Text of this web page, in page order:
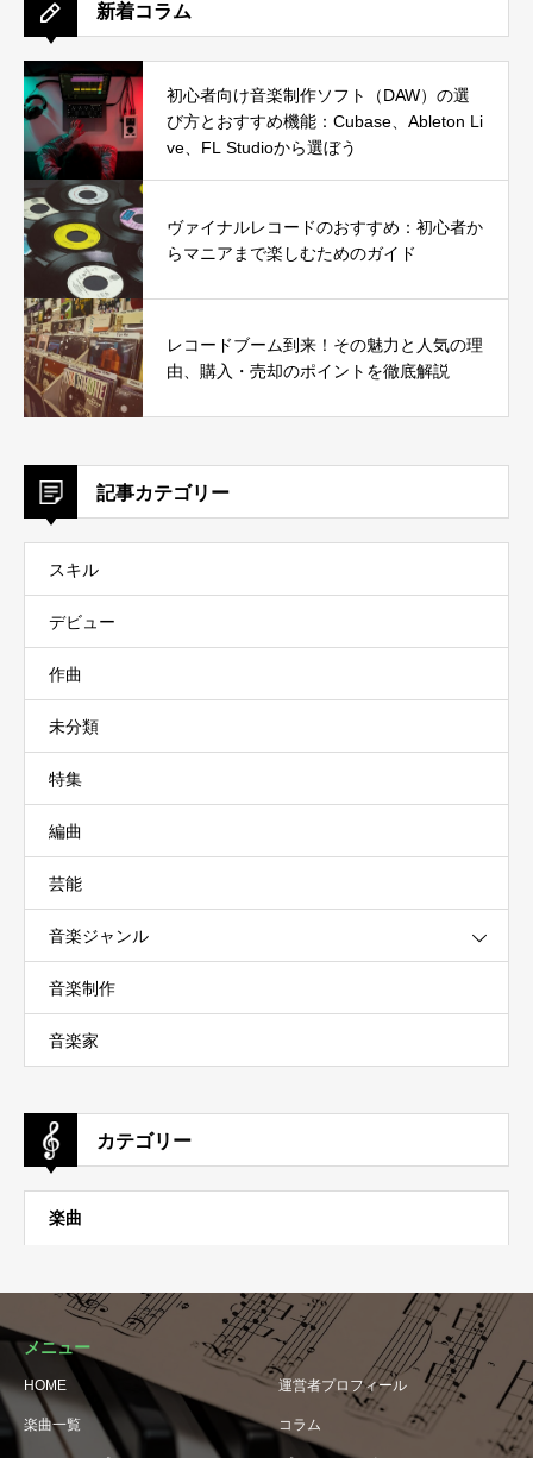
新着コラム
初心者向け音楽制作ソフト（DAW）の選
び方とおすすめ機能：Cubase、Ableton Li
ve、FL Studioから選ぼう
ヴァイナルレコードのおすすめ：初心者か
らマニアまで楽しむためのガイド
レコードブーム到来！その魅力と人気の理
由、購入・売却のポイントを徹底解説
記事カテゴリー
スキル
デビュー
作曲
未分類
特集
編曲
芸能
音楽ジャンル
音楽制作
音楽家
カテゴリー
楽曲
メニュー
HOME 運営者プロフィール
楽曲一覧 コラム